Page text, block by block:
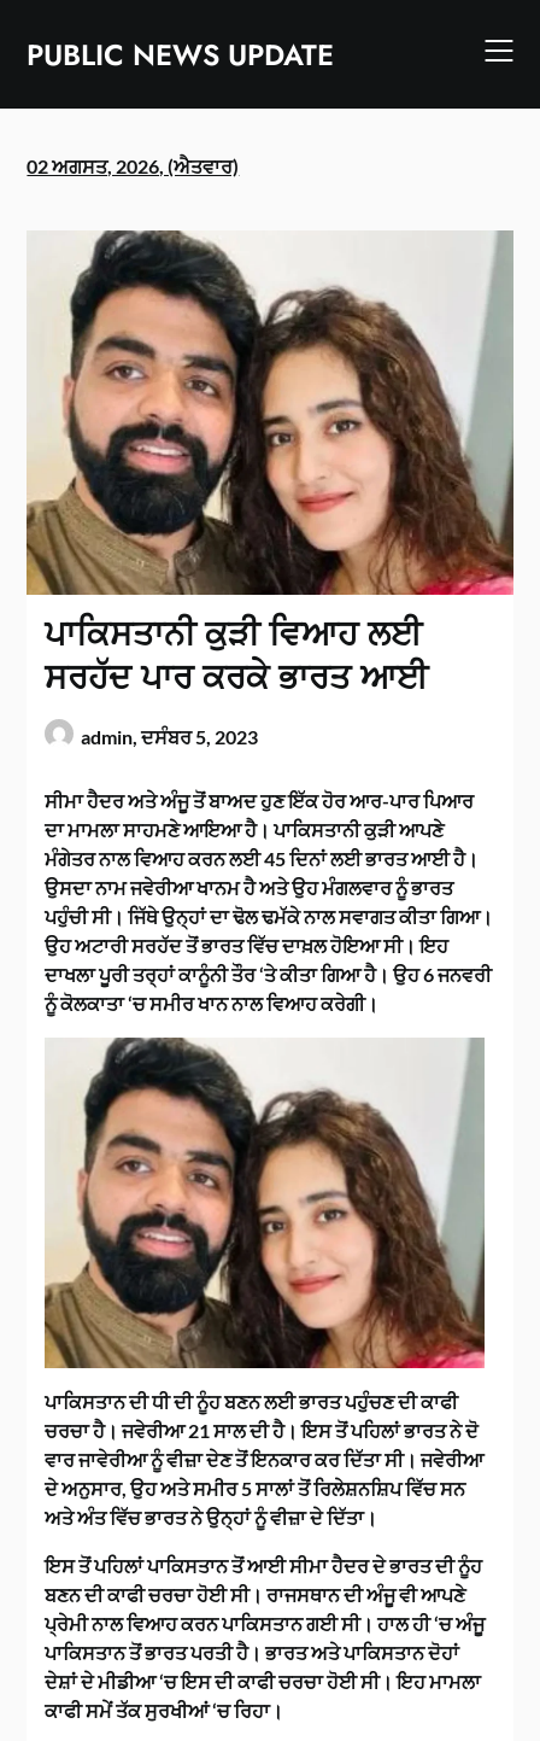
contentPUBLIC NEWS UPDATE
02 ਅਗਸਤ, 2026, (ਐਤਵਾਰ)
ਪਾਕਿਸਤਾਨੀ ਕੁੜੀ ਵਿਆਹ ਲਈ
ਸਰਹੱਦ ਪਾਰ ਕਰਕੇ ਭਾਰਤ ਆਈ
admin,ਦਸੰਬਰ 5, 2023
ਸੀਮਾ ਹੈਦਰ ਅਤੇ ਅੰਜੂ ਤੋਂ ਬਾਅਦ ਹੁਣ ਇੱਕ ਹੋਰ ਆਰ-ਪਾਰ ਪਿਆਰ
ਦਾ ਮਾਮਲਾ ਸਾਹਮਣੇ ਆਇਆ ਹੈ। ਪਾਕਿਸਤਾਨੀ ਕੁੜੀ ਆਪਣੇ
ਮੰਗੇਤਰ ਨਾਲ ਵਿਆਹ ਕਰਨ ਲਈ 45 ਦਿਨਾਂ ਲਈ ਭਾਰਤ ਆਈ ਹੈ।
ਉਸਦਾ ਨਾਮ ਜਵੇਰੀਆ ਖਾਨਮ ਹੈ ਅਤੇ ਉਹ ਮੰਗਲਵਾਰ ਨੂੰ ਭਾਰਤ
ਪਹੁੰਚੀ ਸੀ। ਜਿੱਥੇ ਉਨ੍ਹਾਂ ਦਾ ਢੋਲ ਢਮੱਕੇ ਨਾਲ ਸਵਾਗਤ ਕੀਤਾ ਗਿਆ।
ਉਹ ਅਟਾਰੀ ਸਰਹੱਦ ਤੋਂ ਭਾਰਤ ਵਿੱਚ ਦਾਖ਼ਲ ਹੋਇਆ ਸੀ। ਇਹ
ਦਾਖਲਾ ਪੂਰੀ ਤਰ੍ਹਾਂ ਕਾਨੂੰਨੀ ਤੌਰ ‘ਤੇ ਕੀਤਾ ਗਿਆ ਹੈ। ਉਹ 6 ਜਨਵਰੀ
ਨੂੰ ਕੋਲਕਾਤਾ ‘ਚ ਸਮੀਰ ਖਾਨ ਨਾਲ ਵਿਆਹ ਕਰੇਗੀ।
ਪਾਕਿਸਤਾਨ ਦੀ ਧੀ ਦੀ ਨੂੰਹ ਬਣਨ ਲਈ ਭਾਰਤ ਪਹੁੰਚਣ ਦੀ ਕਾਫੀ
ਚਰਚਾ ਹੈ। ਜਵੇਰੀਆ 21 ਸਾਲ ਦੀ ਹੈ। ਇਸ ਤੋਂ ਪਹਿਲਾਂ ਭਾਰਤ ਨੇ ਦੋ
ਵਾਰ ਜਾਵੇਰੀਆ ਨੂੰ ਵੀਜ਼ਾ ਦੇਣ ਤੋਂ ਇਨਕਾਰ ਕਰ ਦਿੱਤਾ ਸੀ। ਜਵੇਰੀਆ
ਦੇ ਅਨੁਸਾਰ, ਉਹ ਅਤੇ ਸਮੀਰ 5 ਸਾਲਾਂ ਤੋਂ ਰਿਲੇਸ਼ਨਸ਼ਿਪ ਵਿੱਚ ਸਨ
ਅਤੇ ਅੰਤ ਵਿੱਚ ਭਾਰਤ ਨੇ ਉਨ੍ਹਾਂ ਨੂੰ ਵੀਜ਼ਾ ਦੇ ਦਿੱਤਾ।
ਇਸ ਤੋਂ ਪਹਿਲਾਂ ਪਾਕਿਸਤਾਨ ਤੋਂ ਆਈ ਸੀਮਾ ਹੈਦਰ ਦੇ ਭਾਰਤ ਦੀ ਨੂੰਹ
ਬਣਨ ਦੀ ਕਾਫੀ ਚਰਚਾ ਹੋਈ ਸੀ। ਰਾਜਸਥਾਨ ਦੀ ਅੰਜੂ ਵੀ ਆਪਣੇ
ਪ੍ਰੇਮੀ ਨਾਲ ਵਿਆਹ ਕਰਨ ਪਾਕਿਸਤਾਨ ਗਈ ਸੀ। ਹਾਲ ਹੀ ‘ਚ ਅੰਜੂ
ਪਾਕਿਸਤਾਨ ਤੋਂ ਭਾਰਤ ਪਰਤੀ ਹੈ। ਭਾਰਤ ਅਤੇ ਪਾਕਿਸਤਾਨ ਦੋਹਾਂ
ਦੇਸ਼ਾਂ ਦੇ ਮੀਡੀਆ ‘ਚ ਇਸ ਦੀ ਕਾਫੀ ਚਰਚਾ ਹੋਈ ਸੀ। ਇਹ ਮਾਮਲਾ
ਕਾਫੀ ਸਮੇਂ ਤੱਕ ਸੁਰਖੀਆਂ ‘ਚ ਰਿਹਾ।